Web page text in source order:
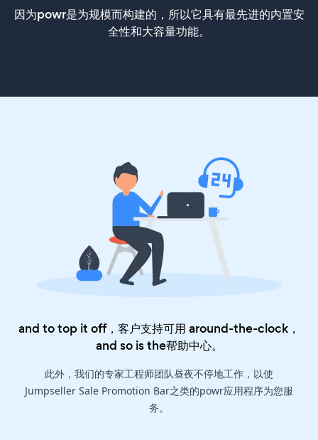
因为powr是为规模而构建的，所以它具有最先进的内置安
全性和大容量功能。
and to top it off，客户支持可用 around-the-clock，
and so is the帮助中心。
此外，我们的专家工程师团队昼夜不停地工作，以使
Jumpseller Sale Promotion Bar之类的powr应用程序为您服
务。